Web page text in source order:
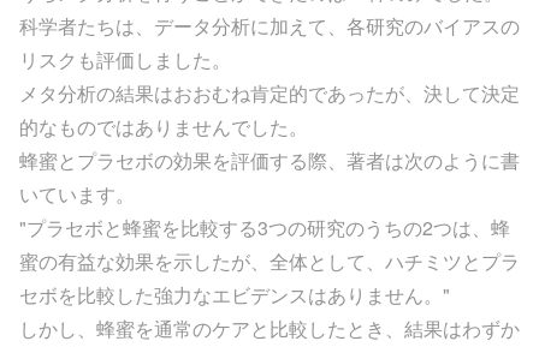
科学者たちは、データ分析に加えて、各研究のバイアスの
リスクも評価しました。
メタ分析の結果はおおむね肯定的であったが、決して決定
的なものではありませんでした。
蜂蜜とプラセボの効果を評価する際、著者は次のように書
いています。
"プラセボと蜂蜜を比較する3つの研究のうちの2つは、蜂
蜜の有益な効果を示したが、全体として、ハチミツとプラ
セボを比較した強力なエビデンスはありません。"
しかし、蜂蜜を通常のケアと比較したとき、結果はわずか